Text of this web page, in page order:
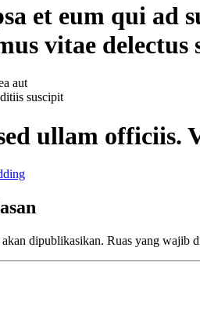
et eum qui ad
vitae
aut
suscipit
ullam officiis.
dipublikasikan. Ruas yang wajib